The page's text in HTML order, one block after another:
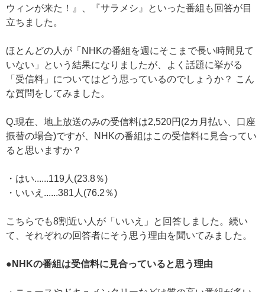
ウィンが来た！』、『サラメシ』といった番組も回答が目
立ちました。
ほとんどの人が「NHKの番組を週にそこまで長い時間見て
いない」という結果になりましたが、よく話題に挙がる
「受信料」についてはどう思っているのでしょうか？ こん
な質問をしてみました。
Q.現在、地上放送のみの受信料は2,520円(2カ月払い、口座
振替の場合)ですが、NHKの番組はこの受信料に見合ってい
ると思いますか？
・はい......119人(23.8％)
・いいえ......381人(76.2％)
こちらでも8割近い人が「いいえ」と回答しました。続い
て、それぞれの回答者にそう思う理由を聞いてみました。
●NHKの番組は受信料に見合っていると思う理由